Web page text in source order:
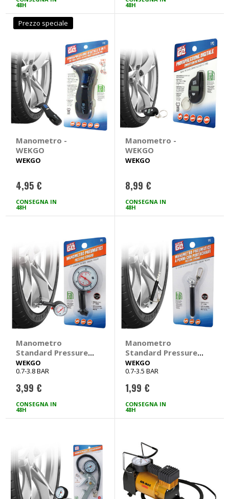
48H 48H
Prezzo speciale
Manometro -
WEKGO
WEKGO
4,95 €
CONSEGNA IN
48H
Manometro -
WEKGO
WEKGO
8,99 €
CONSEGNA IN
48H
Manometro
Standard Pressure -
WEKGO
WEKGO
0.7-3.8 BAR
3,99 €
CONSEGNA IN
48H
Manometro
Standard Pressure
con portachiavi -
WEKGO
WEKGO
0.7-3.5 BAR
1,99 €
CONSEGNA IN
48H